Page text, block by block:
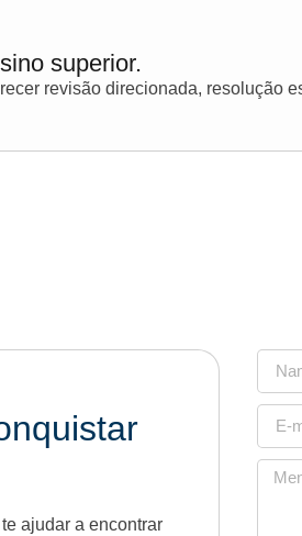
superior.
revisão direcionada, resolução
ajudar a encontrar